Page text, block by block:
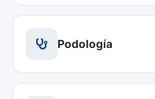
Podología